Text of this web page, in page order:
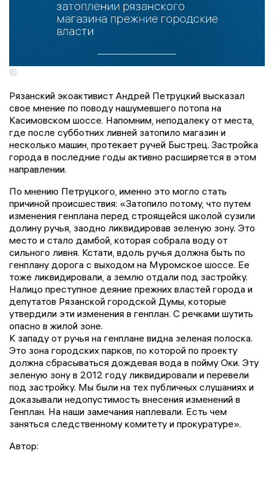
©
Рязанский экоактивист Андрей Петруцкий высказал
свое мнение по поводу нашумевшего потопа на
Касимовском шоссе. Напомним, неподалеку от места,
где после субботних ливней затопило магазин и
несколько машин, протекает ручей Быстрец. Застройка
города в последние годы активно расширяется в этом
направлении.
По мнению Петруцкого, именно это могло стать
причиной происшествия: «Затопило потому, что путем
изменения генплана перед строящейся школой сузили
долину ручья, заодно ликвидировав зеленую зону. Это
место и стало дамбой, которая собрала воду от
сильного ливня. Кстати, вдоль ручья должна быть по
генплану дорога с выходом на Муромское шоссе. Ее
тоже ликвидировали, а землю отдали под застройку.
Налицо преступное деяние прежних властей города и
депутатов Рязанской городской Думы, которые
утвердили эти изменения в генплан. С речками шутить
опасно в жилой зоне.
К западу от ручья на генплане видна зеленая полоска.
Это зона городских парков, по которой по проекту
должна сбрасываться дождевая вода в пойму Оки. Эту
зеленую зону в 2012 году ликвидировали и перевели
под застройку. Мы были на тех публичных слушаниях и
доказывали недопустимость внесения изменений в
Генплан. На наши замечания наплевали. Есть чем
заняться следственному комитету и прокуратуре».
Автор: